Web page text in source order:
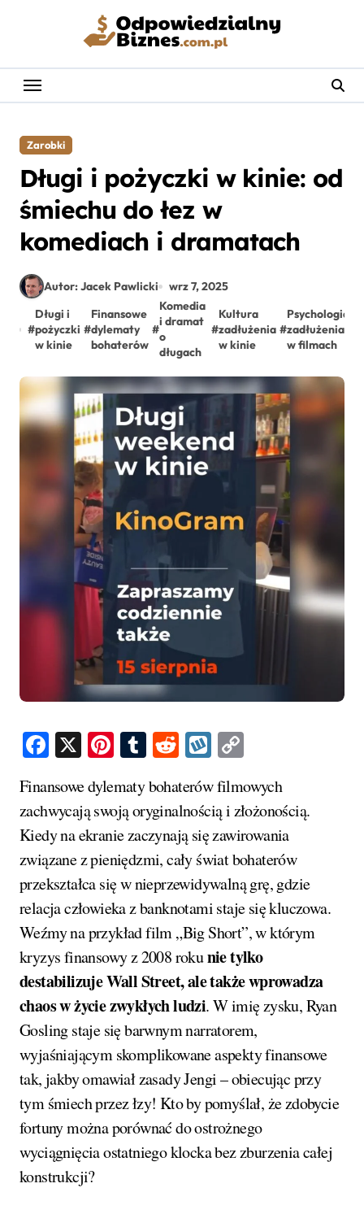
Zarobki
Długi i pożyczki w kinie: od
śmiechu do łez w
komediach i dramatach
Autor: Jacek Pawlicki wrz 7, 2025
#
Długi i
pożyczki
w kinie
#
Finansowe
dylematy
bohaterów
#
Komedia
i dramat
o
długach
#
Kultura
zadłużenia
w kinie
#
Psychologia
zadłużenia
w filmach
Facebook
X Pinterest
Tumblr
RedditWykop
Finansowe dylematy bohaterów filmowych
zachwycają swoją oryginalnością i złożonością.
Kiedy na ekranie zaczynają się zawirowania
związane z pieniędzmi, cały świat bohaterów
przekształca się w nieprzewidywalną grę, gdzie
relacja człowieka z banknotami staje się kluczowa.
Weźmy na przykład film „Big Short”, w którym
kryzys finansowy z 2008 rokunie tylko
destabilizuje Wall Street, ale także wprowadza
chaos w życie zwykłych ludzi. W imię zysku, Ryan
Gosling staje się barwnym narratorem,
wyjaśniającym skomplikowane aspekty finansowe
tak, jakby omawiał zasady Jengi – obiecując przy
tym śmiech przez łzy! Kto by pomyślał, że zdobycie
fortuny można porównać do ostrożnego
wyciągnięcia ostatniego klocka bez zburzenia całej
konstrukcji?